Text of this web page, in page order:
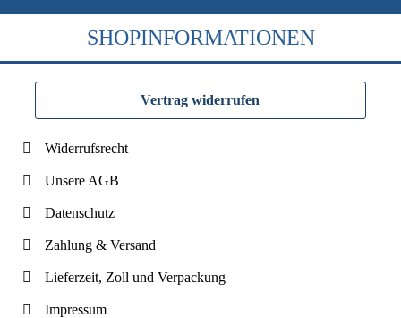
SHOPINFORMATIONEN
Vertrag widerrufen
Widerrufsrecht
Unsere AGB
Datenschutz
Zahlung & Versand
Lieferzeit, Zoll und Verpackung
Impressum